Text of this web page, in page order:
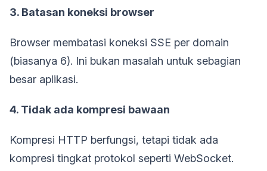
3. Batasan koneksi browser
Browser membatasi koneksi SSE per domain
(biasanya 6). Ini bukan masalah untuk sebagian
besar aplikasi.
4. Tidak ada kompresi bawaan
Kompresi HTTP berfungsi, tetapi tidak ada
kompresi tingkat protokol seperti WebSocket.